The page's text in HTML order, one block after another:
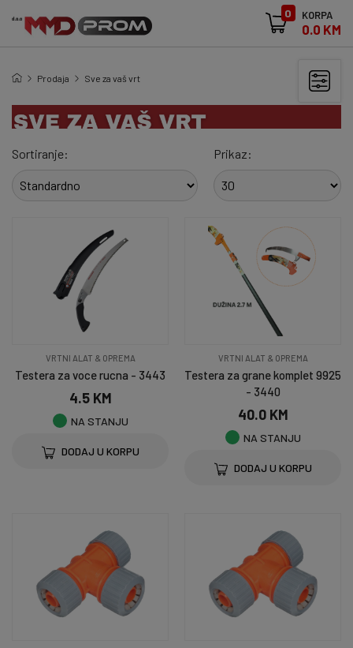
0 KORPA
0.0 KM
Prodaja Sve za vaš vrt
Sortiranje: Prikaz:
VRTNI ALAT & OPREMA
Testera za voce rucna - 3443
4.5 KM
NA STANJU
DODAJ U KORPU
VRTNI ALAT & OPREMA
Testera za grane komplet 9925
- 3440
40.0 KM
NA STANJU
DODAJ U KORPU